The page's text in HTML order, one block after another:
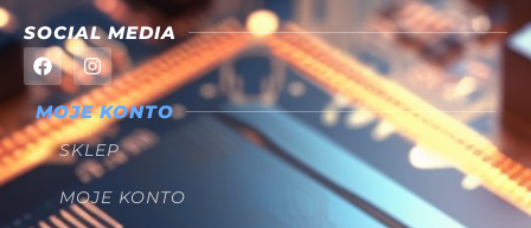
SOCIAL MEDIA
MOJE KONTO
SKLEP
MOJE KONTO